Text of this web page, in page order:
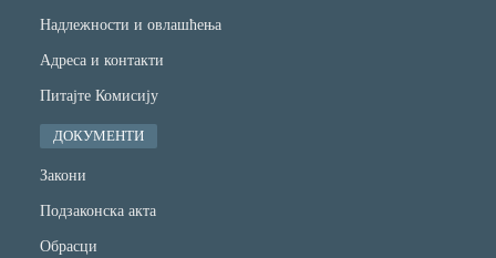
Надлежности и овлашћења
Адреса и контакти
Питајте Комисију
ДОКУМЕНТИ
Закони
Подзаконска акта
Обрасци